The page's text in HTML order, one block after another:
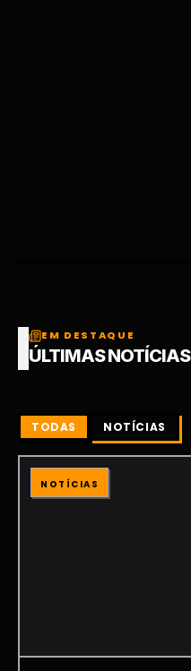
EM DESTAQUE
ÚLTIMAS NOTÍCIAS
TODAS NOTÍCIAS
NOTÍCIAS